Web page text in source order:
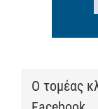
Ο τομέας